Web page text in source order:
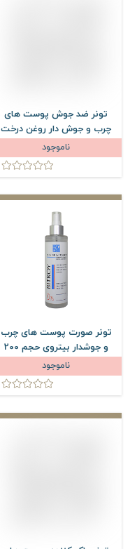
تونر ضد جوش پوست های
چرب و جوش دار روغن درخت
لیتر
ناموجود
تونر صورت پوست های چرب
و جوشدار بیتروی حجم 200
میلی لیتر
ناموجود